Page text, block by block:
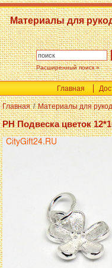
Материалы для
Расширенный поиск »
Главная
Главная / Материалы для
PH Подвеска цветок